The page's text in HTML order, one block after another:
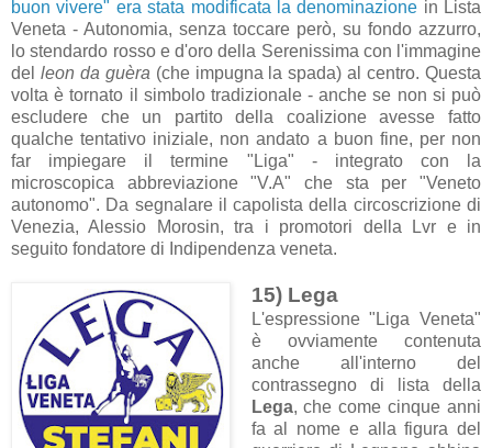
buon vivere" era stata modificata la denominazione in Lista
Veneta - Autonomia, senza toccare però, su fondo azzurro,
lo stendardo rosso e d'oro della Serenissima con l'immagine
del leon da guèra (che impugna la spada) al centro. Questa
volta è tornato il simbolo tradizionale - anche se non si può
escludere che un partito della coalizione avesse fatto
qualche tentativo iniziale, non andato a buon fine, per non
far impiegare il termine "Liga" - integrato con la
microscopica abbreviazione "V.A" che sta per "Veneto
autonomo". Da segnalare il capolista della circoscrizione di
Venezia, Alessio Morosin, tra i promotori della Lvr e in
seguito fondatore di Indipendenza veneta.
15) Lega
L'espressione "Liga Veneta"
è ovviamente contenuta
anche all'interno del
contrassegno di lista della
Lega, che come cinque anni
fa al nome e alla figura del